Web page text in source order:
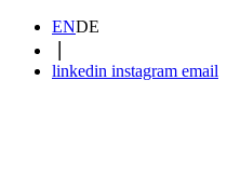
ENDE
|
linkedin instagram email